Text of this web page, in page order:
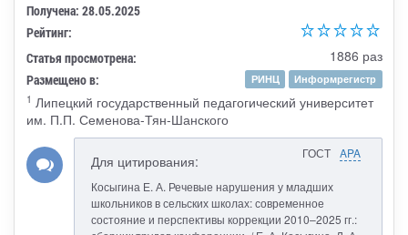
Получена: 28.05.2025
Рейтинг:
Статья просмотрена:
1886 раз
Размещено в: РИНЦ
Информрегистр
1 Липецкий государственный педагогический университет
им. П.П. Семенова-Тян-Шанского
ГОСТ APA
Для цитирования:
Косыгина Е. А. Речевые нарушения у младших
школьников в сельских школах: современное
состояние и перспективы коррекции 2010–2025 гг.: